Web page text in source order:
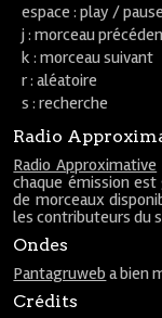
espace : play / pause
j : morceau
k : morceau suivant
r : aléatoire
s : recherche
Radio
Radio Approximative
chaque émission
de morceaux
les contributeurs du
Ondes
Pantagruweb a bien
Crédits